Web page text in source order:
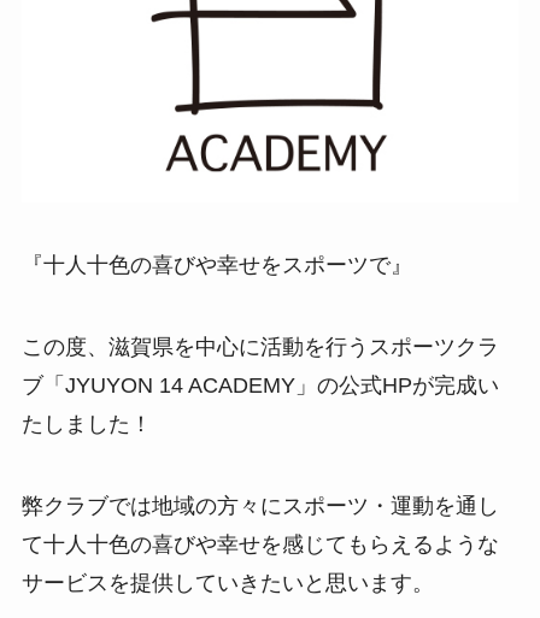
『十人十色の喜びや幸せをスポーツで』
この度、滋賀県を中心に活動を行うスポーツクラ
ブ「JYUYON 14 ACADEMY」の公式HPが完成い
たしました！
弊クラブでは地域の方々にスポーツ・運動を通し
て十人十色の喜びや幸せを感じてもらえるような
サービスを提供していきたいと思います。